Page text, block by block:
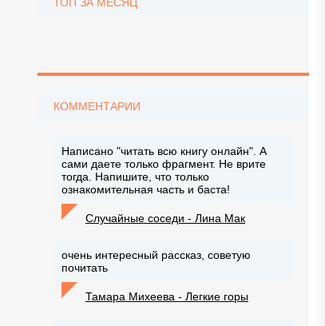
КОММЕНТАРИИ
Написано "читать всю книгу онлайн". А
сами даете только фрагмент. Не врите
тогда. Напишите, что только
ознакомительная часть и баста!
Случайные соседи - Лина Мак
очень интересный рассказ, советую
почитать
Тамара Михеева - Легкие горы